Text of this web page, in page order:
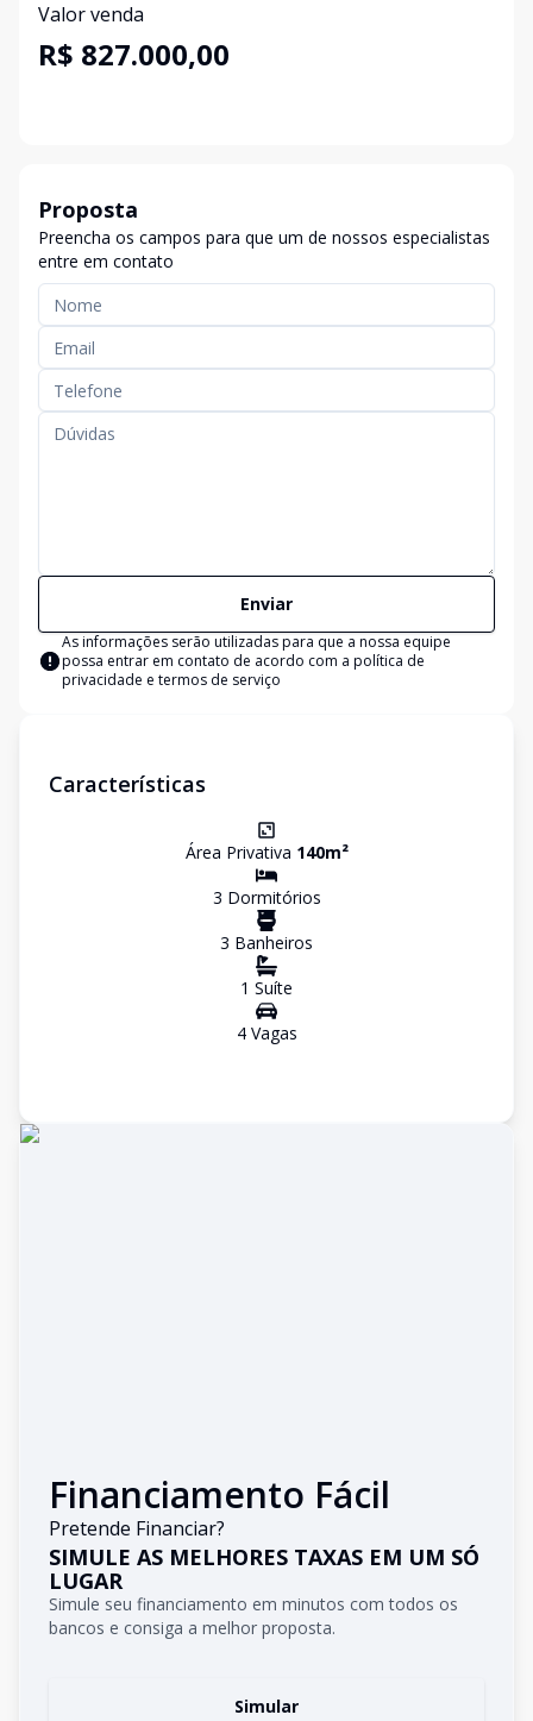
Valor venda
R$ 827.000,00
Proposta
Preencha os campos para que um de nossos especialistas
entre em contato
Enviar
As informações serão utilizadas para que a nossa equipe
possa entrar em contato de acordo com a política de
privacidade e termos de serviço
Características
Área Privativa 140m²
3 Dormitórios
3 Banheiros
1 Suíte
4Vagas
Financiamento Fácil
Pretende Financiar?
SIMULE AS MELHORES TAXAS EM UM SÓ
LUGAR
Simule seu financiamento em minutos com todos os
bancos e consiga a melhor proposta.
Simular